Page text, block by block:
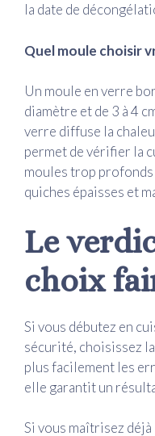
la date de
Quel moule choisir
Un moule en verre
diamètre et de 3 à 4
verre diffuse la
permet de vérifier la
moules trop profonds
quiches épaisses et
Le
choix
Si vous débutez en
sécurité, choisissez la
plus facilement les
elle garantit un
Si vous maîtrisez déjà